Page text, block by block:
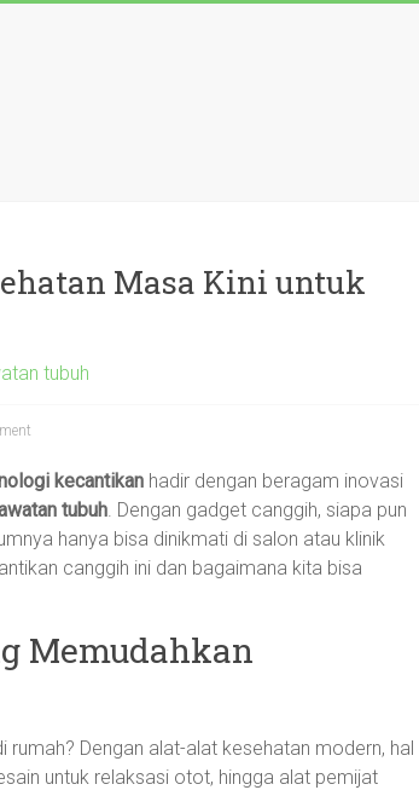
Masa Kini untuk
tubuh
kecantikan hadir dengan beragam inovasi
tubuh. Dengan gadget canggih, siapa pun
hanya bisa dinikmati di salon atau klinik
canggih ini dan bagaimana kita bisa
Memudahkan
Dengan alat-alat kesehatan modern, hal
untuk relaksasi otot, hingga alat pemijat